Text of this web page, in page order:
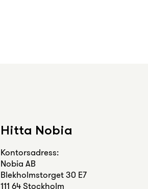
Hitta Nobia
Kontorsadress:
Nobia AB
Blekholmstorget 30 E7
111 64 Stockholm